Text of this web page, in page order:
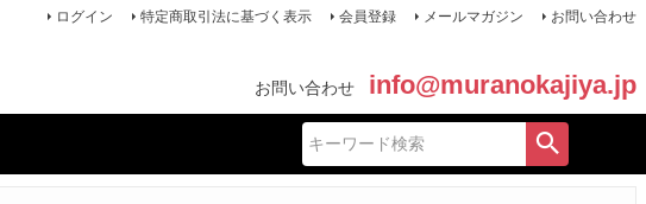
ログイン 特定商取引法に基づく表示 会員登録 メールマガジン お問い合わせ
お問い合わせ info@muranokajiya.jp